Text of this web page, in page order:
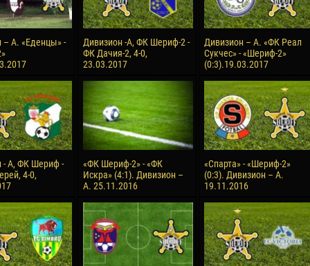
– А. «Еденцы» -
Дивизион -А, ФК Шериф-2 -
ФК Дачия-2, 4-0,
23.03.2017
Дивизион – А. «ФК Реал
Сукчес» - «Шериф-2»
(0:3).19.03.2017
- А, ФК Шериф -
4-0,
«ФК Шериф-2» - «ФК
Искра» (4:1). Дивизион –
А. 25.11.2016
«Спарта» - «Шериф-2»
(0:3). Дивизион – А.
19.11.2016